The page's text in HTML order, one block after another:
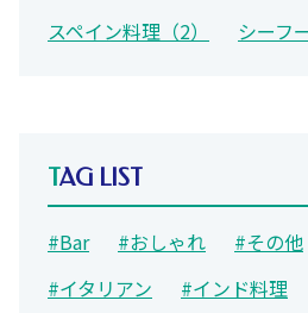
スペイン料理（2）
シーフ
TAG LIST
#Bar #おしゃれ #その他
#イタリアン
#インド料理